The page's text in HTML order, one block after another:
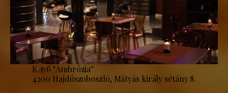
Клуб "Ambrózia''
4200 Hajdúszoboszló, Mátyás király sétány 8.